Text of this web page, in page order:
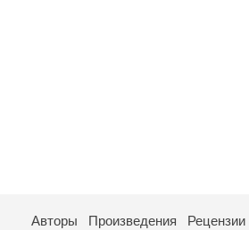
Авторы Произведения Рецензии